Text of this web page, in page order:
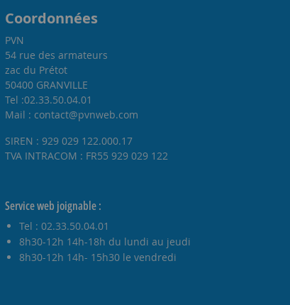
Coordonnées
PVN
54 rue des armateurs
zac du Prétot
50400 GRANVILLE
Tel :02.33.50.04.01
Mail : contact@pvnweb.com
SIREN : 929 029 122.000.17
TVA INTRACOM : FR55 929 029 122
Service web joignable :
Tel : 02.33.50.04.01
8h30-12h 14h-18h du lundi au jeudi
8h30-12h 14h- 15h30 le vendredi